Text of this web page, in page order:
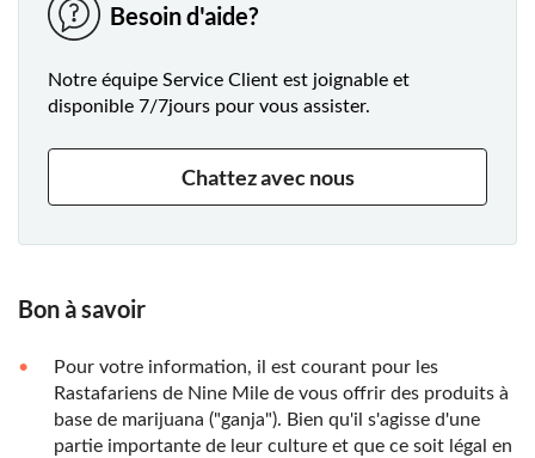
Besoin d'aide?
Notre équipe Service Client est joignable et
disponible 7/7jours pour vous assister.
Chattez avec nous
Bon à savoir
Pour votre information, il est courant pour les
Rastafariens de Nine Mile de vous offrir des produits à
base de marijuana ("ganja"). Bien qu'il s'agisse d'une
partie importante de leur culture et que ce soit légal en